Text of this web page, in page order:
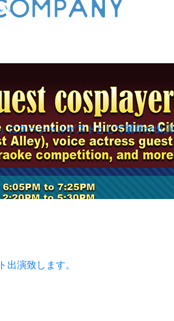
。
スペシャルゲストとして麗華が出
演致します。